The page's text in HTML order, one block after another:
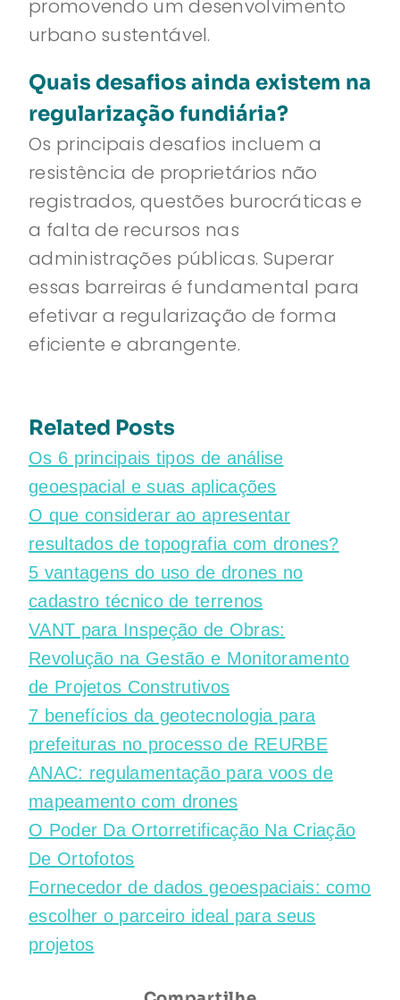
promovendo um desenvolvimento
urbano sustentável.
Quais desafios ainda existem na
regularização fundiária?
Os principais desafios incluem a
resistência de proprietários não
registrados, questões burocráticas e
a falta de recursos nas
administrações públicas. Superar
essas barreiras é fundamental para
efetivar a regularização de forma
eficiente e abrangente.
Related Posts
Os 6 principais tipos de análise
geoespacial e suas aplicações
O que considerar ao apresentar
resultados de topografia com drones?
5 vantagens do uso de drones no
cadastro técnico de terrenos
VANT para Inspeção de Obras:
Revolução na Gestão e Monitoramento
de Projetos Construtivos
7 benefícios da geotecnologia para
prefeituras no processo de REURBE
ANAC: regulamentação para voos de
mapeamento com drones
O Poder Da Ortorretificação Na Criação
De Ortofotos
Fornecedor de dados geoespaciais: como
escolher o parceiro ideal para seus
projetos